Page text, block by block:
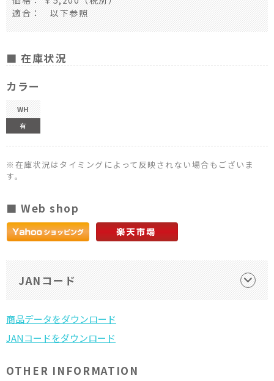
適合： 以下参照
■ 在庫状況
カラー
WH
有
※在庫状況はタイミングによって反映されない場合もございま
す。
■ Web shop
JANコード
OTHER INFORMATION